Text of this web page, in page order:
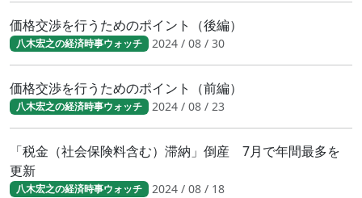
価格交渉を行うためのポイント（後編）
八木宏之の経済時事ウォッチ 2024 / 08 / 30
価格交渉を行うためのポイント（前編）
八木宏之の経済時事ウォッチ 2024 / 08 / 23
「税金（社会保険料含む）滞納」倒産 7月で年間最多を
更新
八木宏之の経済時事ウォッチ 2024 / 08 / 18